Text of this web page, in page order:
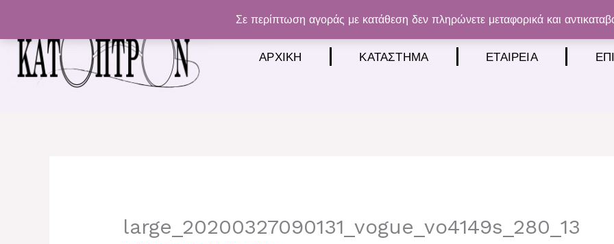
Σε περίπτωση αγοράς με κατάθεση δεν πληρώνετε μεταφορικά και
περιεχόμενο
ΑΡΧΙΚΉ ΚΑΤΆΣΤΗΜΑ ΕΤΑΙΡΕΊΑ
large_20200327090131_vogue_vo4149s_280_13